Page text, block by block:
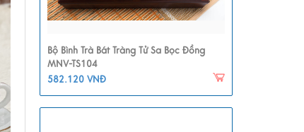
Bộ Bình Trà Bát Tràng Tử Sa Bọc Đồng
MNV-TS104
582.120 VNĐ